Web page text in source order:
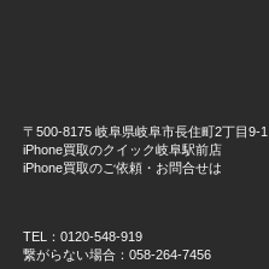
〒500-8175 岐阜県岐阜市長住町2丁目9-1
iPhone買取のクイック岐阜駅前店
iPhone買取のご依頼・お問合せは
TEL：0120-548-919
繋がらない場合：058-264-7456